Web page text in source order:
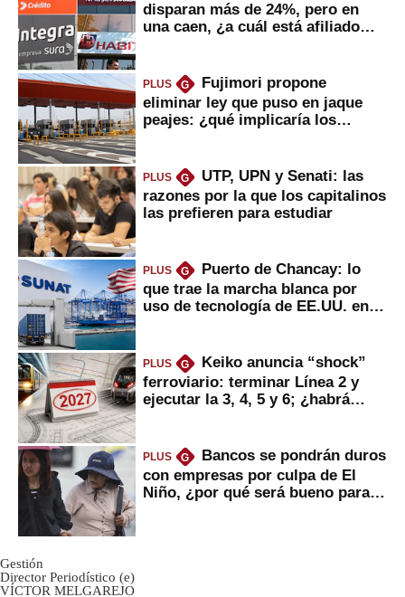
disparan más de 24%, pero en
una caen, ¿a cuál está afiliado
PLUS G
Fujimori propone
eliminar ley que puso en jaque
peajes: ¿qué implicaría los
PLUS G
UTP, UPN y Senati: las
razones por la que los capitalinos
las prefieren para estudiar
PLUS G
Puerto de Chancay: lo
que trae la marcha blanca por
uso de tecnología de EE.UU. en
PLUS G
Keiko anuncia “shock”
ferroviario: terminar Línea 2 y
ejecutar la 3, 4, 5 y 6; ¿habrá
PLUS G
Bancos se pondrán duros
con empresas por culpa de El
Niño, ¿por qué será bueno para
Gestión
Director Periodístico (e)
VÍCTOR MELGAREJO